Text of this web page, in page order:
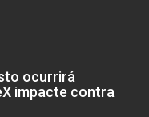
ocurrirá
impacte contra